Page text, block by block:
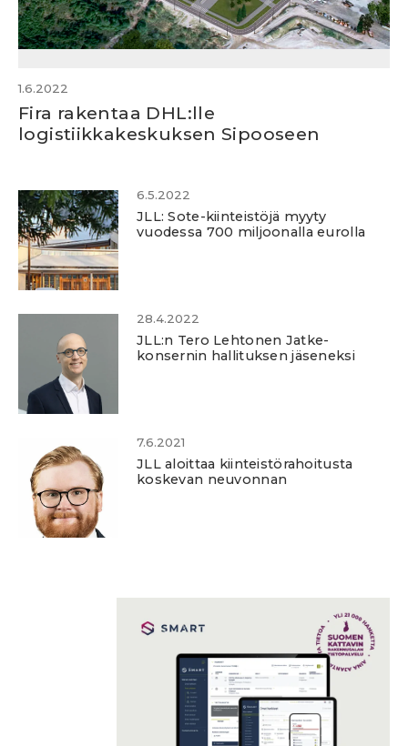
1.6.2022
Fira rakentaa DHL:lle
logistiikkakeskuksen Sipooseen
6.5.2022
JLL: Sote-kiinteistöjä myyty
vuodessa 700 miljoonalla eurolla
28.4.2022
JLL:n Tero Lehtonen Jatke-
konsernin hallituksen jäseneksi
7.6.2021
JLL aloittaa kiinteistörahoitusta
koskevan neuvonnan